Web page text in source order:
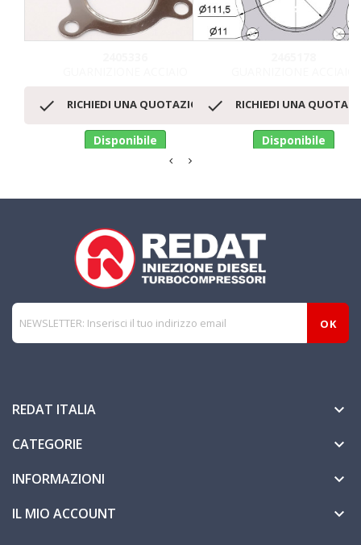
 RICHIEDI UNA QUOTAZIONE
Disponibile
 RICHIEDI UNA
Disponibile
REDAT ITALIA 
CATEGORIE 
INFORMAZIONI 
IL MIO ACCOUNT 